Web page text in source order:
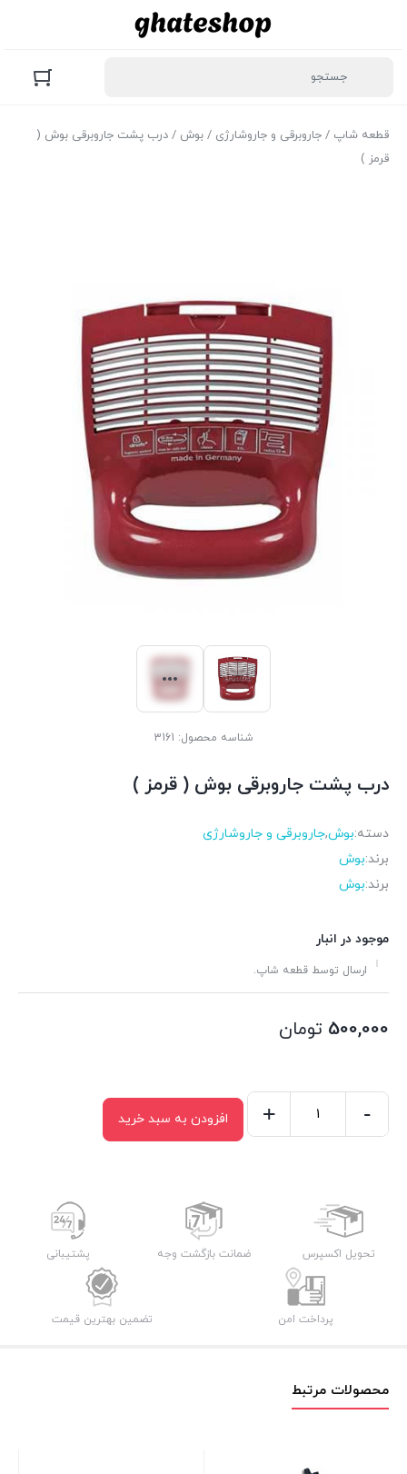
قطعه شاپ / جاروبرقی و جاروشارژی / بوش / درب پشت جاروبرقی بوش (
قرمز )
شناسه محصول: 3161
درب پشت جاروبرقی بوش ( قرمز )
دسته:بوش,جاروبرقی و جاروشارژی
برند:بوش
برند:بوش
موجود در انبار
ارسال توسط قطعه شاپ.
500,000 تومان
قرمز
-
+ افزودن به سبد خرید
تحویل اکسپرس ضمانت بازگشت وجه پشتیبانی
پرداخت امن تضمین بهترین قیمت
محصولات مرتبط